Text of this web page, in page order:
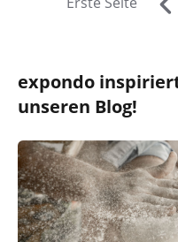
expondo
unseren Blog!